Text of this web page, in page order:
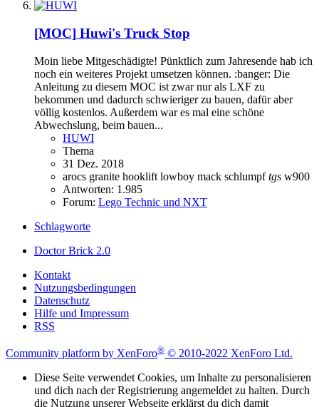
[MOC] Huwi's Truck Stop
Moin liebe Mitgeschädigte! Pünktlich zum Jahresende hab ich
noch ein weiteres Projekt umsetzen können. :banger: Die
Anleitung zu diesem MOC ist zwar nur als LXF zu
bekommen und dadurch schwieriger zu bauen, dafür aber
völlig kostenlos. Außerdem war es mal eine schöne
Abwechslung, beim bauen...
HUWI
Thema
31 Dez. 2018
arocs granite hooklift lowboy mack schlumpftgs w900
Antworten: 1.985
Forum: Lego Technic und NXT
Schlagworte
Doctor Brick 2.0
Kontakt
Nutzungsbedingungen
Datenschutz
Hilfe und Impressum
RSS
Community platform by XenForo® © 2010-2022 XenForo Ltd.
Diese Seite verwendet Cookies, um Inhalte zu personalisieren
und dich nach der Registrierung angemeldet zu halten. Durch
die Nutzung unserer Webseite erklärst du dich damit